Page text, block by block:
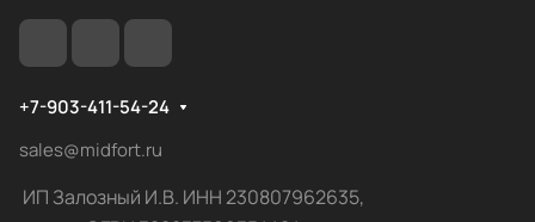
+7-903-411-54-24
sales@midfort.ru
ИП Залозный И.В. ИНН 230807962635,